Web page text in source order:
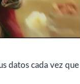
datos cada vez